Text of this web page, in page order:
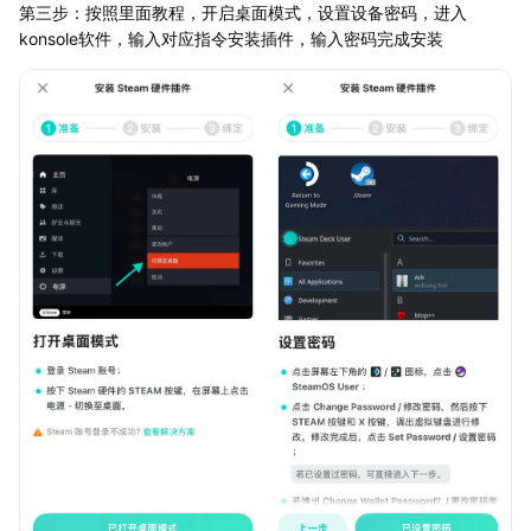
第三步：按照里面教程，开启桌面模式，设置设备密码，进入
konsole软件，输入对应指令安装插件，输入密码完成安装